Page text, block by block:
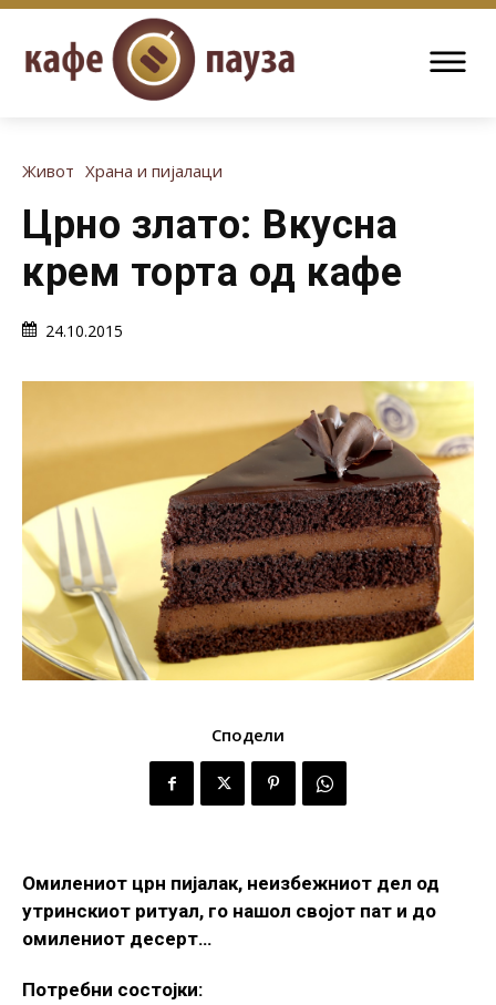
Живот Храна и пијалаци
Црно злато: Вкусна
крем торта од кафе
24.10.2015
Сподели
Омилениот црн пијалак, неизбежниот дел од
утринскиот ритуал, го нашол својот пат и до
омилениот десерт…
Потребни состојки: